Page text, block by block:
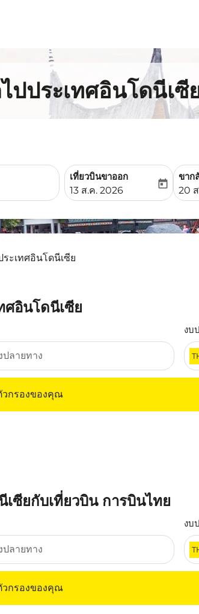
ปประเทศอินโดนีเซี
เที่ยวบินขาออก
fc-booking-departure-
13 ส.ค. 2026
today
ขาก
fc-
20
ะเทศอินโดนีเซีย
ศอินโดนีเซีย
งบ
วกรองของคุณ
ซียกับเที่ยวบิน การบินไทย
งบ
วกรองของคุณ